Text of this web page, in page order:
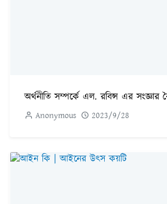
অর্থনীতি সম্পর্কে এল. রবিন্স এর সংজ্ঞার
Anonymous 2023/9/28